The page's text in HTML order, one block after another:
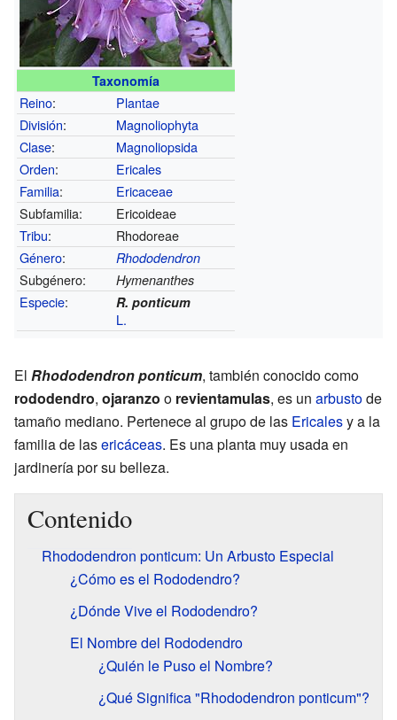
Taxonomía
Reino:
Plantae
División:
Magnoliophyta
Clase:
Magnoliopsida
Orden:
Ericales
Familia:
Ericaceae
Subfamilia:
Ericoideae
Tribu:
Rhodoreae
Género: Rhododendron
Subgénero: Hymenanthes
Especie: R. ponticum
L.
El Rhododendron ponticum, también conocido como
rododendro, ojaranzo o revientamulas, es un arbustode
tamaño mediano. Pertenece al grupo de las Ericalesy a la
familia de lasericáceas. Es una planta muy usada en
jardinería por su belleza.
Contenido
Rhododendron ponticum: Un Arbusto Especial
¿Cómo es el Rododendro?
¿Dónde Vive el Rododendro?
El Nombre del Rododendro
¿Quién le Puso el Nombre?
¿Qué Significa "Rhododendron ponticum"?